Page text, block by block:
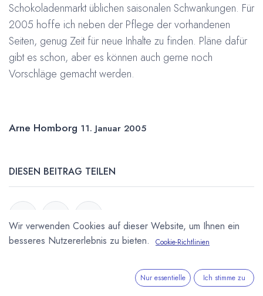
Schokoladenmarkt üblichen saisonalen Schwankungen. Für
2005 hoffe ich neben der Pflege der vorhandenen
Seiten, genug Zeit für neue Inhalte zu finden. Pläne dafür
gibt es schon, aber es können auch gerne noch
Vorschläge gemacht werden.
Arne Homborg 11. Januar 2005
DIESEN BEITRAG TEILEN
Wir verwenden Cookies auf dieser Website, um Ihnen ein
besseres Nutzererlebnis zu bieten.
Cookie-Richtlinien
Nur essentielle Ich stimme zu